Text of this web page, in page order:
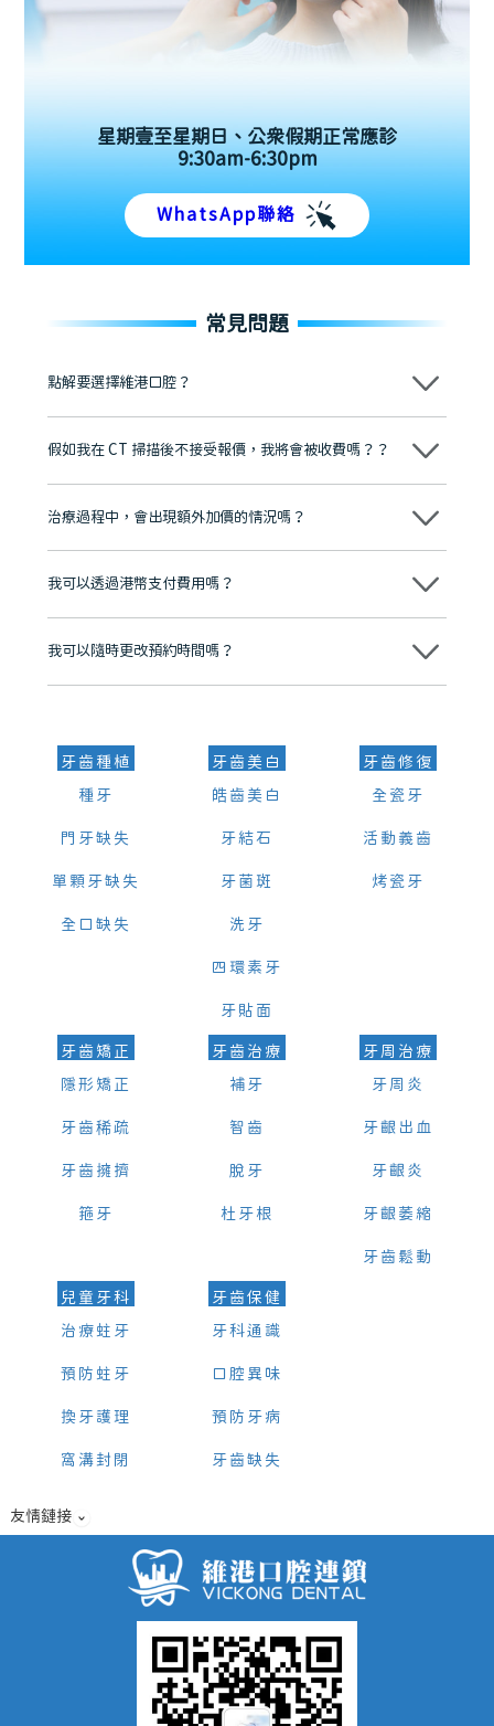
星期壹至星期日、公眾假期正常應診
9:30am-6:30pm
WhatsApp聯絡
常見問題
點解要選擇維港口腔？
維港口腔踐行「醫道濟世」的大學校訓，各分院匯聚來自香港、內地的
牌」、「2025香港企業領袖品牌」，是諾貝爾種植系統全球放心植牙中
至今已服務超過三十個國家和地區的顧客，受到粵港澳大灣區及周邊城
市市民極高的口碑評價及信任推薦 珠海、深圳設有八大分院，香港亦設
有咨詢及服務保障中心，有任何問題都可以隨時預約免費咨詢，讓人十
假如我在 CT 掃描後不接受報價，我將會被收費嗎？？
不會！只要未開始實際服務之前，你不會被收取任何費用。
治療過程中，會出現額外加價的情況嗎？
不會，治療前我們會詳細說明治療方案及對應的價錢，顧客同意並簽字
我可以透過港幣支付費用嗎？
可以。維港口腔會按照當日匯率轉算收取費用，而匯率會及時告知客人
我可以隨時更改預約時間嗎？
可以，請盡早通過wechat或whatsapp聯絡我們，告知我們你原本預約
牙齒種植
種牙
門牙缺失
單顆牙缺失
全口缺失
牙齒美白
皓齒美白
牙結石
牙菌斑
洗牙
四環素牙
牙貼面
牙齒修復
全瓷牙
活動義齒
烤瓷牙
牙齒矯正
隱形矯正
牙齒稀疏
牙齒擁擠
箍牙
牙齒治療
補牙
智齒
脫牙
杜牙根
牙周治療
牙周炎
牙齦出血
牙齦炎
牙齦萎縮
牙齒鬆動
兒童牙科
治療蛀牙
預防蛀牙
換牙護理
窩溝封閉
牙齒保健
牙科通識
口腔異味
預防牙病
牙齒缺失
友情鏈接